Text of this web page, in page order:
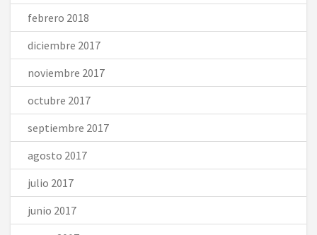
febrero 2018
diciembre 2017
noviembre 2017
octubre 2017
septiembre 2017
agosto 2017
julio 2017
junio 2017